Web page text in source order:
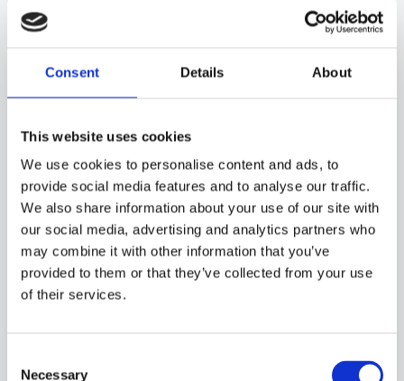
Consent Details About
This website uses cookies
We use cookies to personalise content and ads, to
provide social media features and to analyse our traffic.
We also share information about your use of our site with
our social media, advertising and analytics partners who
may combine it with other information that you’ve
provided to them or that they’ve collected from your use
of their services.
Necessary
4X40 MM. ADATTA PER IL RILEVAMENTO DELLA TEMPERATURA IN APPLICAZIONI DI
REFRIGERAZIONE E CONDIZIONAMENTO, IN AMBITO ALIMENTARE, IN
15CR10-GGM06C